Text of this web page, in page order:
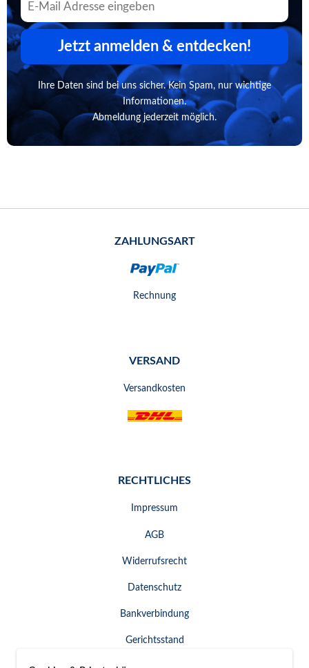
Jetzt anmelden & entdecken!
Ihre Daten sind bei uns sicher. Kein Spam, nur wichtige
Informationen.
Abmeldung jederzeit möglich.
ZAHLUNGSART
Rechnung
VERSAND
Versandkosten
RECHTLICHES
Impressum
AGB
Widerrufsrecht
Datenschutz
Bankverbindung
Gerichtsstand